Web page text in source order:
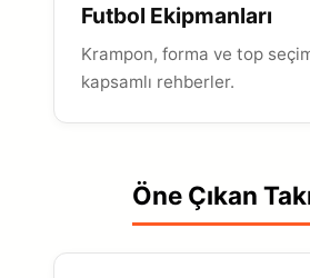
Futbol Ekipmanları
Krampon, forma ve top
kapsamlı rehberler.
Öne Çıkan